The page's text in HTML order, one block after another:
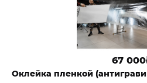
67
Оклейка пленкой